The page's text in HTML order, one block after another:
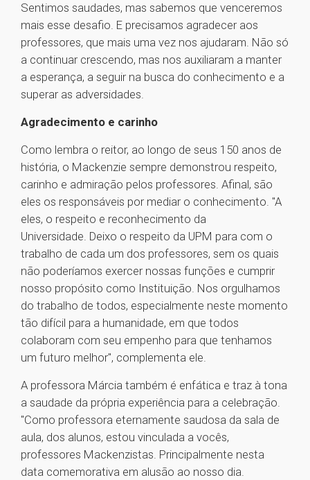
Sentimos saudades, mas sabemos que venceremos
mais esse desafio. E precisamos agradecer aos
professores, que mais uma vez nos ajudaram. Não só
a continuar crescendo, mas nos auxiliaram a manter
a esperança, a seguir na busca do conhecimento e a
superar as adversidades.
Agradecimento e carinho
Como lembra o reitor, ao longo de seus 150 anos de
história, o Mackenzie sempre demonstrou respeito,
carinho e admiração pelos professores. Afinal, são
eles os responsáveis por mediar o conhecimento. "A
eles, o respeito e reconhecimento da
Universidade. Deixo o respeito da UPM para com o
trabalho de cada um dos professores, sem os quais
não poderíamos exercer nossas funções e cumprir
nosso propósito como Instituição. Nos orgulhamos
do trabalho de todos, especialmente neste momento
tão difícil para a humanidade, em que todos
colaboram com seu empenho para que tenhamos
um futuro melhor", complementa ele.
A professora Márcia também é enfática e traz à tona
a saudade da própria experiência para a celebração.
"Como professora eternamente saudosa da sala de
aula, dos alunos, estou vinculada a vocês,
professores Mackenzistas. Principalmente nesta
data comemorativa em alusão ao nosso dia.